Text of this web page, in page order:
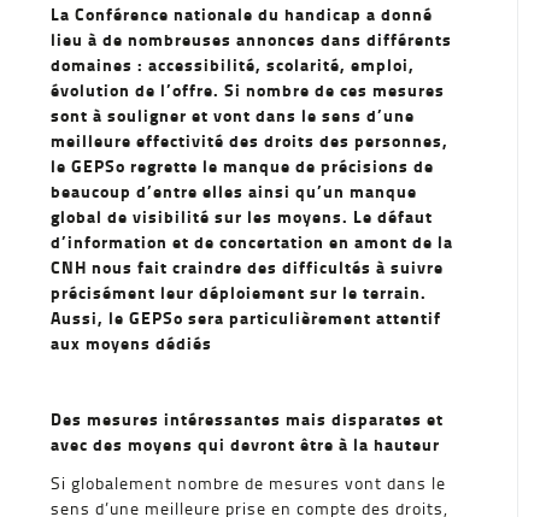
La Conférence nationale du handicap a donné
lieu à de nombreuses annonces dans différents
domaines : accessibilité, scolarité, emploi,
évolution de l’offre. Si nombre de ces mesures
sont à souligner et vont dans le sens d’une
meilleure effectivité des droits des personnes,
le GEPSo regrette le manque de précisions de
beaucoup d’entre elles ainsi qu’un manque
global de visibilité sur les moyens. Le défaut
d’information et de concertation en amont de la
CNH nous fait craindre des difficultés à suivre
précisément leur déploiement sur le terrain.
Aussi, le GEPSo sera particulièrement attentif
aux moyens dédiés
Des mesures intéressantes mais disparates et
avec des moyens qui devront être à la hauteur
Si globalement nombre de mesures vont dans le
sens d’une meilleure prise en compte des droits,